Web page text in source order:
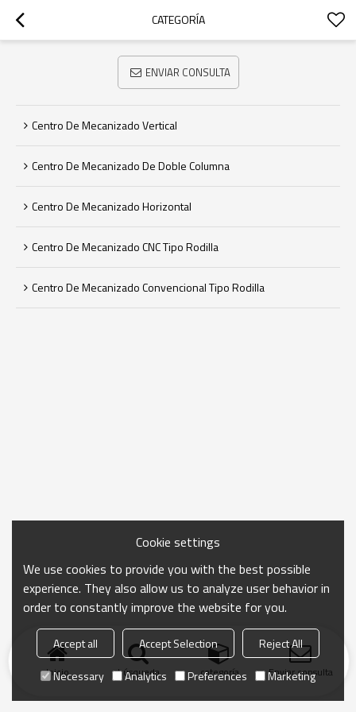
CATEGORÍA
ENVIAR CONSULTA
Centro De Mecanizado Vertical
Centro De Mecanizado De Doble Columna
Centro De Mecanizado Horizontal
Centro De Mecanizado CNC Tipo Rodilla
Centro De Mecanizado Convencional Tipo Rodilla
Inicio búsqueda categoría Enviar consulta
Cookie settings
We use cookies to provide you with the best possible
experience. They also allow us to analyze user behavior in
order to constantly improve the website for you.
Accept all Accept Selection
Reject All
Necessary
Analytics Preferences Marketing